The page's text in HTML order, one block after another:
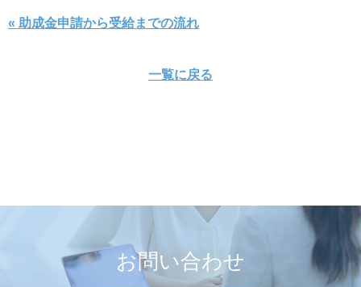
« 助成金申請から受給までの流れ
一覧に戻る
お問い合わせ